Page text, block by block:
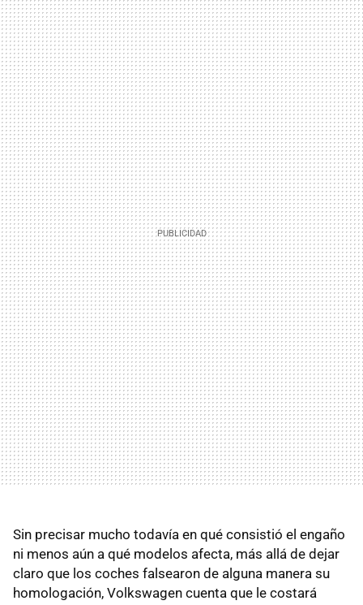
Sin precisar mucho todavía en qué consistió el engaño
ni menos aún a qué modelos afecta, más allá de dejar
claro que los coches falsearon de alguna manera su
homologación, Volkswagen cuenta que le costará